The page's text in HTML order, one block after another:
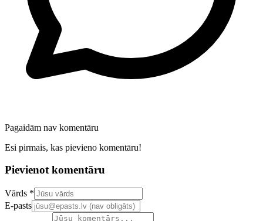
Pagaidām nav komentāru
Esi pirmais, kas pievieno komentāru!
Pievienot komentāru
Confirm your email address
Vārds *
E-pasts